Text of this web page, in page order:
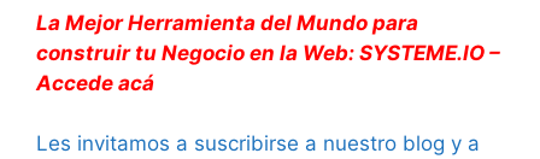
La Mejor Herramienta del Mundo para
construir tu Negocio en la Web: SYSTEME.IO –
Accede acá
Les invitamos a suscribirse a nuestro blog y a